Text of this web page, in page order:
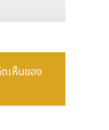
Data
งเน้นไปที่ปัญหา
ผิดชอบ รวมถึง
รขับเคลื่อนการ
เห็นของ